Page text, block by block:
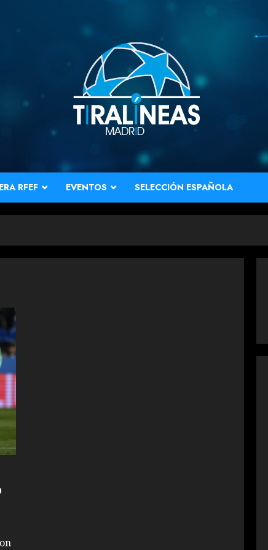
RFEF EVENTOS SELECCIÓN ESPAÑOLA